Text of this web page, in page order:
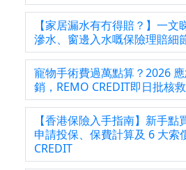
【家居漏水有冇得賠？】一
滲水、窗邊入水嘅保險理賠細
寵物手術費過萬點算？2026
銷，REMO CREDIT即日批核
【香港保險入手指南】新手
申請投保、保費計算及 6 大索
CREDIT